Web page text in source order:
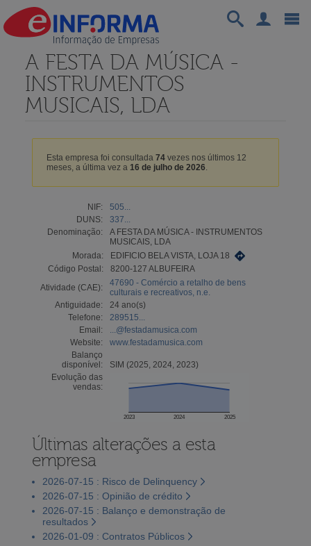
A FESTA DA MÚSICA -
INSTRUMENTOS
MUSICAIS, LDA
Esta empresa foi consultada 74vezes nos últimos 12
meses, a última vez a 16 de julho de 2026.
NIF:
505...
DUNS:
337...
Denominação:
A FESTA DA MÚSICA - INSTRUMENTOS
MUSICAIS, LDA
Morada:
EDIFICIO BELA VISTA, LOJA 18
Código Postal:
8200-127 ALBUFEIRA
Atividade (CAE):
47690 - Comércio a retalho de bens
culturais e recreativos, n.e.
Antiguidade:
24 ano(s)
Telefone:
289515...
Email:
...@festadamusica.com
Website:
www.festadamusica.com
Balanço
disponível:
SIM (2025, 2024, 2023)
Evolução das
vendas:
2023 2024 2025
Últimas alterações a esta
empresa
2026-07-15 : Risco de Delinquency
2026-07-15 : Opinião de crédito
2026-07-15 : Balanço e demonstração de
resultados
2026-01-09 : Contratos Públicos